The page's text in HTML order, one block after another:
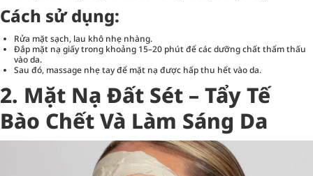
Cách sử dụng:
Rửa mặt sạch, lau khô nhẹ nhàng.
Đắp mặt nạ giấy trong khoảng 15–20 phút để các dưỡng chất thẩm thấu
vào da.
Sau đó, massage nhẹ tay để mặt nạ được hấp thu hết vào da.
2. Mặt Nạ Đất Sét – Tẩy Tế
Bào Chết Và Làm Sáng Da